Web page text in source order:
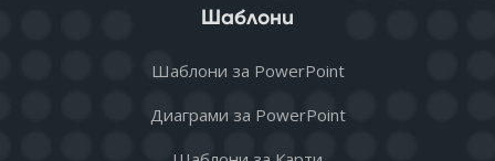
Шаблони
Шаблони за PowerPoint
Диаграми за PowerPoint